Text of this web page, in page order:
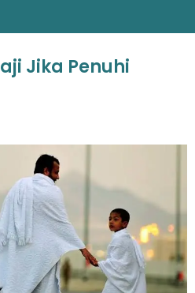
Jika Penuhi